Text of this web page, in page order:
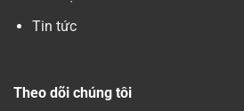
Tin tức
Theo dõi chúng tôi